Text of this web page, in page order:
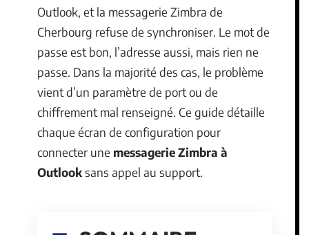
Outlook, et la messagerie Zimbra de
Cherbourg refuse de synchroniser. Le mot de
passe est bon, l’adresse aussi, mais rien ne
passe. Dans la majorité des cas, le problème
vient d’un paramètre de port ou de
chiffrement mal renseigné. Ce guide détaille
chaque écran de configuration pour
connecter une messagerie Zimbra à
Outlooksans appel au support.